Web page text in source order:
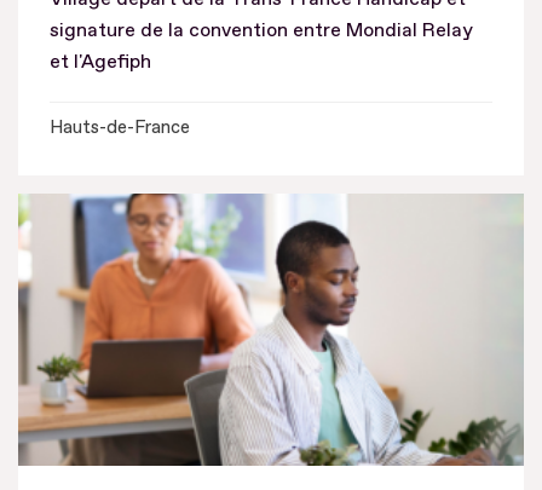
signature de la convention entre Mondial Relay
et l'Agefiph
Hauts-de-France